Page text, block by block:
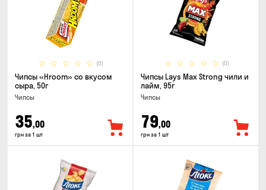
(0)
Чипсы «Hroom» со вкусом
сыра, 50г
Чипсы
35,00
грн за 1 шт
(0)
Чипсы Lays Max Strong чили и
лайм, 95г
Чипсы
79,00
грн за 1 шт